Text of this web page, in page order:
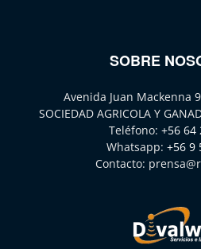
SOBRE
Avenida Juan Mackenna
SOCIEDAD AGRICOLA Y
Teléfono: +56 64
Whatsapp: +56 9
Contacto: